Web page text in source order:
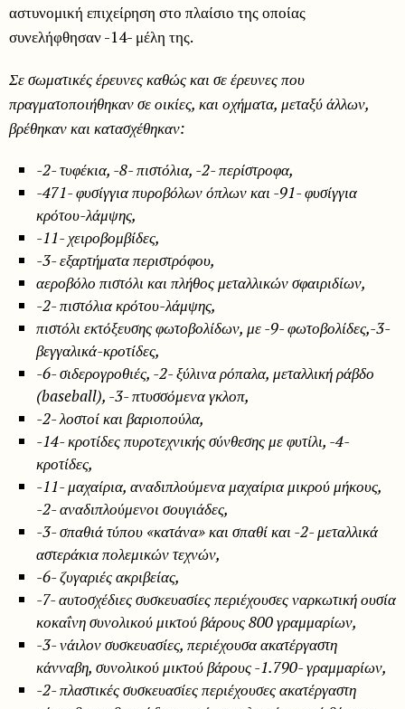
αστυνομική επιχείρηση στο πλαίσιο της οποίας
συνελήφθησαν -14- μέλη της.
Σε σωματικές έρευνες καθώς και σε έρευνες που
πραγματοποιήθηκαν σε οικίες, και οχήματα, μεταξύ άλλων,
βρέθηκαν και κατασχέθηκαν:
-2- τυφέκια, -8- πιστόλια, -2- περίστροφα,
-471- φυσίγγια πυροβόλων όπλων και -91- φυσίγγια
κρότου-λάμψης,
-11- χειροβομβίδες,
-3- εξαρτήματα περιστρόφου,
αεροβόλο πιστόλι και πλήθος μεταλλικών σφαιριδίων,
-2- πιστόλια κρότου-λάμψης,
πιστόλι εκτόξευσης φωτοβολίδων, με -9- φωτοβολίδες,-3-
βεγγαλικά-κροτίδες,
-6- σιδερογροθιές, -2-ξύλινα ρόπαλα, μεταλλική ράβδο
(baseball), -3- πτυσσόμενα γκλοπ,
-2- λοστοί και βαριοπούλα,
-14- κροτίδες πυροτεχνικής σύνθεσης με φυτίλι, -4-
κροτίδες,
-11- μαχαίρια, αναδιπλούμενα μαχαίρια μικρού μήκους,
-2- αναδιπλούμενοι σουγιάδες,
-3- σπαθιά τύπου «κατάνα» και σπαθί και -2- μεταλλικά
αστεράκια πολεμικών τεχνών,
-6- ζυγαριές ακριβείας,
-7- αυτοσχέδιες συσκευασίες περιέχουσες ναρκωτική ουσία
κοκαΐνη συνολικού μικτού βάρους 800 γραμμαρίων,
-3- νάιλον συσκευασίες, περιέχουσα ακατέργαστη
κάνναβη, συνολικού μικτού βάρους -1.790- γραμμαρίων,
-2- πλαστικές συσκευασίες περιέχουσες ακατέργαστη